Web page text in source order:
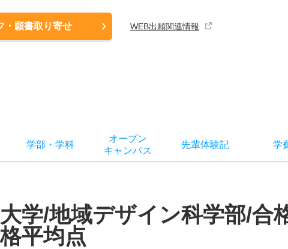
・願書取り寄せ WEB出願関連情報
学部 ・ 学科
オープン
キャンパス
先輩体験記 学
学/地域デザイン科学部/合
平均点